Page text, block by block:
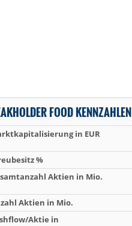
FOOD KENNZAHLEN
in EUR
%
Aktien in Mio.
Aktien in Mio.
Aktie in